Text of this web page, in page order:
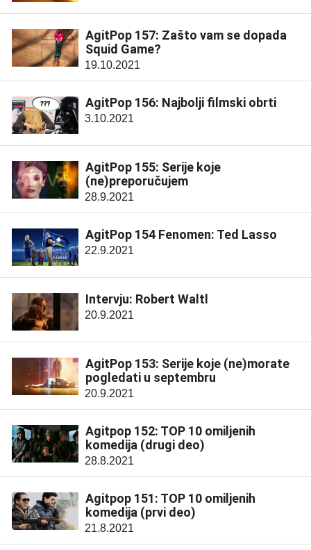
AgitPop 157: Zašto vam se dopada
Squid Game?
19.10.2021
AgitPop 156: Najbolji filmski obrti
3.10.2021
AgitPop 155: Serije koje
(ne)preporučujem
28.9.2021
AgitPop 154 Fenomen: Ted Lasso
22.9.2021
Intervju: Robert Waltl
20.9.2021
AgitPop 153: Serije koje (ne)morate
pogledati u septembru
20.9.2021
Agitpop 152: TOP 10 omiljenih
komedija (drugi deo)
28.8.2021
Agitpop 151: TOP 10 omiljenih
komedija (prvi deo)
21.8.2021